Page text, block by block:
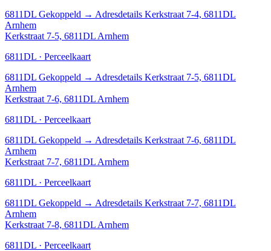
6811DL Gekoppeld → Adresdetails Kerkstraat 7-4, 6811DL
Arnhem
Kerkstraat 7-5, 6811DL Arnhem
6811DL · Perceelkaart
6811DL Gekoppeld → Adresdetails Kerkstraat 7-5, 6811DL
Arnhem
Kerkstraat 7-6, 6811DL Arnhem
6811DL · Perceelkaart
6811DL Gekoppeld → Adresdetails Kerkstraat 7-6, 6811DL
Arnhem
Kerkstraat 7-7, 6811DL Arnhem
6811DL · Perceelkaart
6811DL Gekoppeld → Adresdetails Kerkstraat 7-7, 6811DL
Arnhem
Kerkstraat 7-8, 6811DL Arnhem
6811DL · Perceelkaart